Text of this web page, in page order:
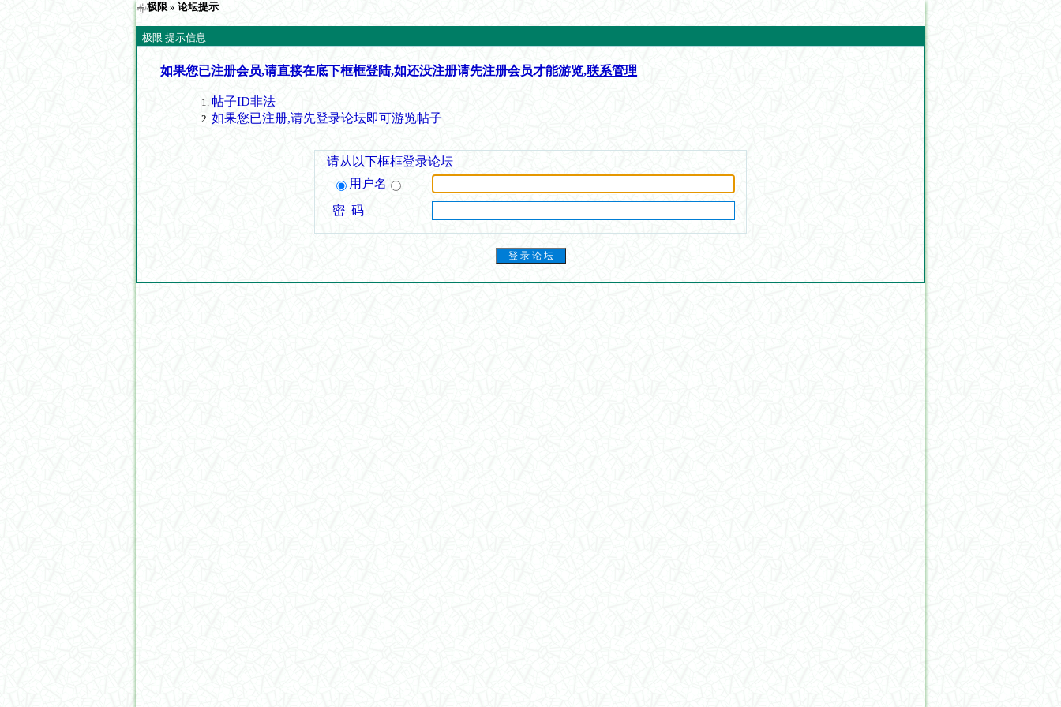
极限 » 论坛提示
极限 提示信息
如果您已注册会员,请直接在底下框框登陆,如还没注册请先注册会员才能游览,联系管理
帖子ID非法
如果您已注册,请先登录论坛即可游览帖子
请从以下框框登录论坛
用户名
密 码